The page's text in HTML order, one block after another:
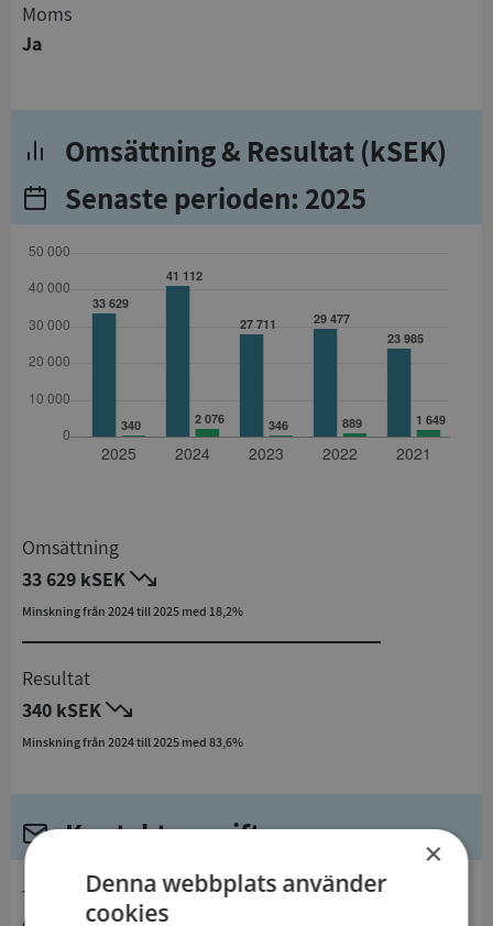
Moms
Ja
Omsättning & Resultat (kSEK)
Senaste perioden: 2025
Omsättning
33 629 kSEK
Minskning från 2024 till 2025 med 18,2%
Resultat
340 kSEK
Minskning från 2024 till 2025 med 83,6%
Kontaktuppgifter ×
Denna webbplats använder
cookies